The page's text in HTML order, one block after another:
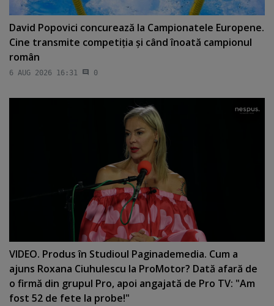
David Popovici concurează la Campionatele Europene.
Cine transmite competiţia şi când înoată campionul
român
6 AUG 2026 16:31 0
VIDEO. Produs în Studioul Paginademedia. Cum a
ajuns Roxana Ciuhulescu la ProMotor? Dată afară de
o firmă din grupul Pro, apoi angajată de Pro TV: "Am
fost 52 de fete la probe!"